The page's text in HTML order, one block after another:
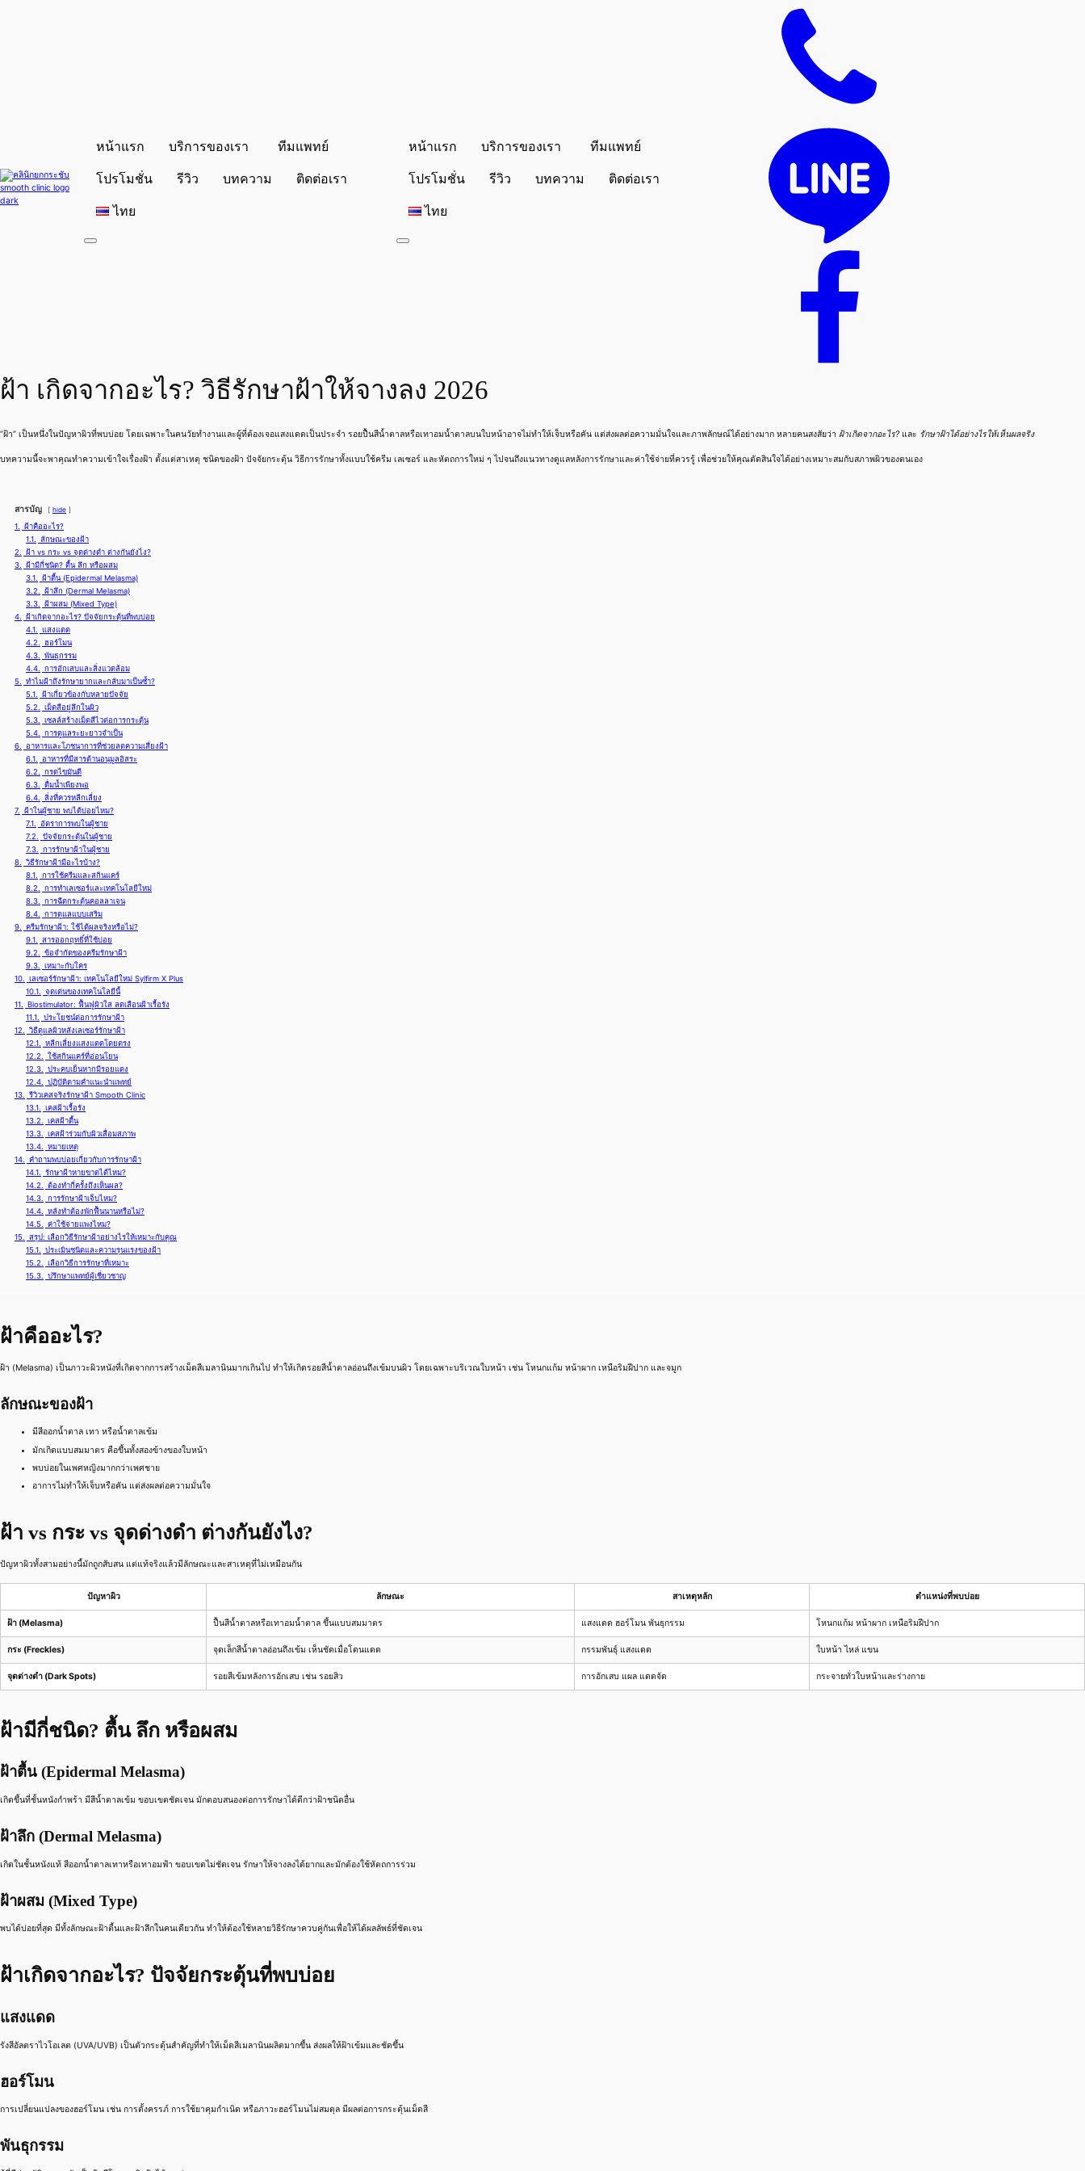
หน้าแรก บริการของเรา
ทีมแพทย์
โปรโมชั่น
รีวิว บทความ
ติดต่อเรา
ไทย
หน้าแรก บริการของเรา
ทีมแพทย์
โปรโมชั่น
รีวิว บทความ
ติดต่อเรา
ไทย
ฝ้า เกิดจากอะไร? วิธีรักษาฝ้าให้จางลง 2026
“ฝ้า” เป็นหนึ่งในปัญหาผิวที่พบบ่อย โดยเฉพาะในคนวัยทำงานและผู้ที่ต้องเจอแสงแดดเป็นประจำ รอยปื้นสีน้ำตาลหรือเทาอมน้ำตาลบนใบหน้าอาจไม่ทำให้เจ็บหรือคัน แต่ส่งผลต่อความมั่นใจและภาพลักษณ์ได้อย่างมาก หลายคนสงสัยว่า ฝ้าเกิดจากอะไร?และ รักษาฝ้าได้อย่างไรให้เห็นผลจริง
บทความนี้จะพาคุณทำความเข้าใจเรื่องฝ้า ตั้งแต่สาเหตุ ชนิดของฝ้า ปัจจัยกระตุ้น วิธีการรักษาทั้งแบบใช้ครีม เลเซอร์ และหัตถการใหม่ ๆ ไปจนถึงแนวทางดูแลหลังการรักษาและค่าใช้จ่ายที่ควรรู้ เพื่อช่วยให้คุณตัดสินใจได้อย่างเหมาะสมกับสภาพผิวของตนเอง
สารบัญ hide
1.
ฝ้าคืออะไร?
1.1.
ลักษณะของฝ้า
2.
ฝ้า vs กระ vs จุดด่างดำ ต่างกันยังไง?
3.
ฝ้ามีกี่ชนิด? ตื้น ลึก หรือผสม
3.1.
ฝ้าตื้น (Epidermal Melasma)
3.2.
ฝ้าลึก (Dermal Melasma)
3.3.
ฝ้าผสม (Mixed Type)
4.
ฝ้าเกิดจากอะไร? ปัจจัยกระตุ้นที่พบบ่อย
4.1.
แสงแดด
4.2.
ฮอร์โมน
4.3.
พันธุกรรม
4.4.
การอักเสบและสิ่งแวดล้อม
5.
ทำไมฝ้าถึงรักษายากและกลับมาเป็นซ้ำ?
5.1.
ฝ้าเกี่ยวข้องกับหลายปัจจัย
5.2.
เม็ดสีอยู่ลึกในผิว
5.3.
เซลล์สร้างเม็ดสีไวต่อการกระตุ้น
5.4.
การดูแลระยะยาวจำเป็น
6.
อาหารและโภชนาการที่ช่วยลดความเสี่ยงฝ้า
6.1.
อาหารที่มีสารต้านอนุมูลอิสระ
6.2.
กรดไขมันดี
6.3.
ดื่มน้ำเพียงพอ
6.4.
สิ่งที่ควรหลีกเลี่ยง
7.
ฝ้าในผู้ชาย พบได้บ่อยไหม?
7.1.
อัตราการพบในผู้ชาย
7.2.
ปัจจัยกระตุ้นในผู้ชาย
7.3.
การรักษาฝ้าในผู้ชาย
8.
วิธีรักษาฝ้ามีอะไรบ้าง?
8.1.
การใช้ครีมและสกินแคร์
8.2.
การทำเลเซอร์และเทคโนโลยีใหม่
8.3.
การฉีดกระตุ้นคอลลาเจน
8.4.
การดูแลแบบเสริม
9.
ครีมรักษาฝ้า: ใช้ได้ผลจริงหรือไม่?
9.1.
สารออกฤทธิ์ที่ใช้บ่อย
9.2.
ข้อจำกัดของครีมรักษาฝ้า
9.3.
เหมาะกับใคร
10.
เลเซอร์รักษาฝ้า: เทคโนโลยีใหม่ Sylfirm X Plus
10.1.
จุดเด่นของเทคโนโลยีนี้
11.
Biostimulator: ฟื้นฟูผิวใส ลดเลือนฝ้าเรื้อรัง
11.1.
ประโยชน์ต่อการรักษาฝ้า
12.
วิธีดูแลผิวหลังเลเซอร์รักษาฝ้า
12.1.
หลีกเลี่ยงแสงแดดโดยตรง
12.2.
ใช้สกินแคร์ที่อ่อนโยน
12.3.
ประคบเย็นหากมีรอยแดง
12.4.
ปฏิบัติตามคำแนะนำแพทย์
13.
รีวิวเคสจริงรักษาฝ้า Smooth Clinic
13.1.
เคสฝ้าเรื้อรัง
13.2.
เคสฝ้าตื้น
13.3.
เคสฝ้าร่วมกับผิวเสื่อมสภาพ
13.4.
หมายเหตุ
14.
คำถามพบบ่อยเกี่ยวกับการรักษาฝ้า
14.1.
รักษาฝ้าหายขาดได้ไหม?
14.2.
ต้องทำกี่ครั้งถึงเห็นผล?
14.3.
การรักษาฝ้าเจ็บไหม?
14.4.
หลังทำต้องพักฟื้นนานหรือไม่?
14.5.
ค่าใช้จ่ายแพงไหม?
15.
สรุป: เลือกวิธีรักษาฝ้าอย่างไรให้เหมาะกับคุณ
15.1.
ประเมินชนิดและความรุนแรงของฝ้า
15.2.
เลือกวิธีการรักษาที่เหมาะ
15.3.
ปรึกษาแพทย์ผู้เชี่ยวชาญ
ฝ้าคืออะไร?
ฝ้า (Melasma) เป็นภาวะผิวหนังที่เกิดจากการสร้างเม็ดสีเมลานินมากเกินไป ทำให้เกิดรอยสีน้ำตาลอ่อนถึงเข้มบนผิว โดยเฉพาะบริเวณใบหน้า เช่น โหนกแก้ม หน้าผาก เหนือริมฝีปาก และจมูก
ลักษณะของฝ้า
มีสีออกน้ำตาล เทา หรือน้ำตาลเข้ม
มักเกิดแบบสมมาตร คือขึ้นทั้งสองข้างของใบหน้า
พบบ่อยในเพศหญิงมากกว่าเพศชาย
อาการไม่ทำให้เจ็บหรือคัน แต่ส่งผลต่อความมั่นใจ
ฝ้า vs กระ vs จุดด่างดำ ต่างกันยังไง?
ปัญหาผิวทั้งสามอย่างนี้มักถูกสับสน แต่แท้จริงแล้วมีลักษณะและสาเหตุที่ไม่เหมือนกัน
ปัญหาผิว ลักษณะ สาเหตุหลัก ตำแหน่งที่พบบ่อย
ฝ้า (Melasma) ปื้นสีน้ำตาลหรือเทาอมน้ำตาล ขึ้นแบบสมมาตร แสงแดด ฮอร์โมน พันธุกรรม โหนกแก้ม หน้าผาก เหนือริมฝีปาก
กระ (Freckles) จุดเล็กสีน้ำตาลอ่อนถึงเข้ม เห็นชัดเมื่อโดนแดด กรรมพันธุ์ แสงแดด ใบหน้า ไหล่ แขน
จุดด่างดำ (Dark Spots) รอยสีเข้มหลังการอักเสบ เช่น รอยสิว การอักเสบ แผล แดดจัด กระจายทั่วใบหน้าและร่างกาย
ฝ้ามีกี่ชนิด? ตื้น ลึก หรือผสม
ฝ้าตื้น (Epidermal Melasma)
เกิดขึ้นที่ชั้นหนังกำพร้า มีสีน้ำตาลเข้ม ขอบเขตชัดเจน มักตอบสนองต่อการรักษาได้ดีกว่าฝ้าชนิดอื่น
ฝ้าลึก (Dermal Melasma)
เกิดในชั้นหนังแท้ สีออกน้ำตาลเทาหรือเทาอมฟ้า ขอบเขตไม่ชัดเจน รักษาให้จางลงได้ยากและมักต้องใช้หัตถการร่วม
ฝ้าผสม (Mixed Type)
พบได้บ่อยที่สุด มีทั้งลักษณะฝ้าตื้นและฝ้าลึกในคนเดียวกัน ทำให้ต้องใช้หลายวิธีรักษาควบคู่กันเพื่อให้ได้ผลลัพธ์ที่ชัดเจน
ฝ้าเกิดจากอะไร? ปัจจัยกระตุ้นที่พบบ่อย
แสงแดด
รังสีอัลตราไวโอเลต (UVA/UVB) เป็นตัวกระตุ้นสำคัญที่ทำให้เม็ดสีเมลานินผลิตมากขึ้น ส่งผลให้ฝ้าเข้มและชัดขึ้น
ฮอร์โมน
การเปลี่ยนแปลงของฮอร์โมน เช่น การตั้งครรภ์ การใช้ยาคุมกำเนิด หรือภาวะฮอร์โมนไม่สมดุล มีผลต่อการกระตุ้นเม็ดสี
พันธุกรรม